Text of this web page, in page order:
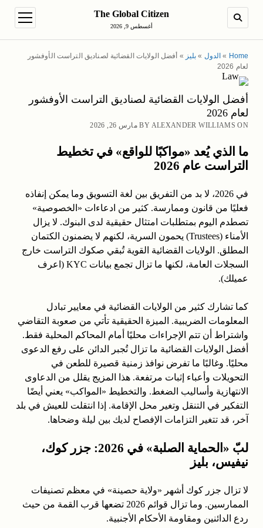
SEARCH
The Global Citizen
أغسطس 9, 2026
menu
Home
» الدول » بليز » أفضل الولايات القضائية لصناديق التراست الأوفشور
لعام 2026
أفضل الولايات القضائية لصناديق التراست الأوفشور
لعام 2026
BY ALEXANDER WILLIAMS ON مارس 26, 2026
ما الذي يُعد «مواكبًا للواقع» في تخطيط
التراست عام 2026
في 2026، لا بد من التفريق بين لغة التسويق وما يمكن إنفاذه
فعليًا من قانون وممارسة. كثير من ادعاءات «الخصوصية»
تصطدم اليوم بمتطلبات امتثال حقيقية لدى البنوك. لا يزال
الأمناء (Trustees) يحمون السرية، لكنهم لا يضمنون الكتمان
المطلق. الولايات القضائية القوية تُبقي صكوك التراست خارج
السجلات العامة، لكنها ما تزال تجمع بيانات KYC (اعرف
عميلك).
كما تشارك كثير من الولايات القضائية في معايير تبادل
المعلومات الضريبية. الميزة الحقيقية تأتي من صعوبة التقاضي
واشتراط أن تتم الإجراءات محليًا أمام المحاكم المحلية فقط.
أفضل الولايات القضائية ما تزال تُجبر الدائن على رفع الدعوى
محليًا. وغالبًا ما تفرض نوافذ زمنية قصيرة للطعن في
التحويلات وأعباء إثبات مرتفعة. هذا المزيج يقلل من الدعاوى
الانتهازية وأساليب الضغط. والتخطيط «المواكب» يعني أيضًا
التفكير في التنقل وتغير محل الإقامة. إذا انتقلت للعيش في بلد
آخر، قد تتغير التزامات الإفصاح لديك بين ليلة وضحاها.
لبّ «الحماية الصلبة» في 2026: جزر كوك،
نيفيس، بليز
لا تزال جزر كوك أشهر «ولاية حصينة» في معظم تصنيفات
الممارسين. وما تزال قوائم 2026 تضعها قرب القمة من حيث
ردع الدائنين ومقاومة الأحكام الأجنبية.